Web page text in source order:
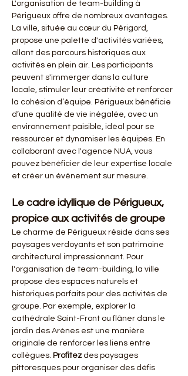
L'organisation de team-building à
Périgueux offre de nombreux avantages.
La ville, située au cœur du Périgord,
propose une palette d'activités variées,
allant des parcours historiques aux
activités en plein air. Les participants
peuvent s'immerger dans la culture
locale, stimuler leur créativité et renforcer
la cohésion d’équipe. Périgueux bénéficie
d’une qualité de vie inégalée, avec un
environnement paisible, idéal pour se
ressourcer et dynamiser les équipes. En
collaborant avec l'agence NUA, vous
pouvez bénéficier de leur expertise locale
et créer un événement sur mesure.
Le cadre idyllique de Périgueux,
propice aux activités de groupe
Le charme de Périgueux réside dans ses
paysages verdoyants et son patrimoine
architectural impressionnant. Pour
l'organisation de team-building, la ville
propose des espaces naturels et
historiques parfaits pour des activités de
groupe. Par exemple, explorer la
cathédrale Saint-Front ou flâner dans le
jardin des Arènes est une manière
originale de renforcer les liens entre
collègues. Profitez des paysages
pittoresques pour organiser des défis